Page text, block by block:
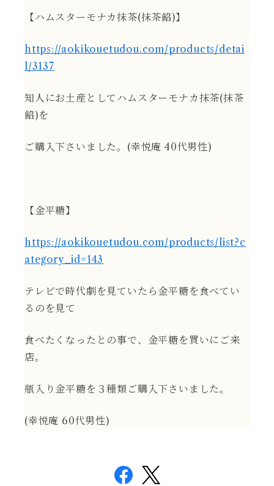
【ハムスターモナカ抹茶(抹茶餡)】
https://aokikouetudou.com/products/detai
l/3137
知人にお土産としてハムスターモナカ抹茶(抹茶
餡)を
ご購入下さいました。(幸悦庵 40代男性)
【金平糖】
https://aokikouetudou.com/products/list?c
ategory_id=143
テレビで時代劇を見ていたら金平糖を食べてい
るのを見て
食べたくなったとの事で、金平糖を買いにご来
店。
瓶入り金平糖を３種類ご購入下さいました。
(幸悦庵 60代男性)